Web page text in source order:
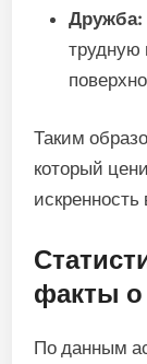
Дружба:
трудную
Таким
который
факты
По данным